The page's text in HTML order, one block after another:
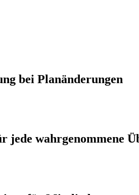
bei Planänderungen
jede wahrgenommene